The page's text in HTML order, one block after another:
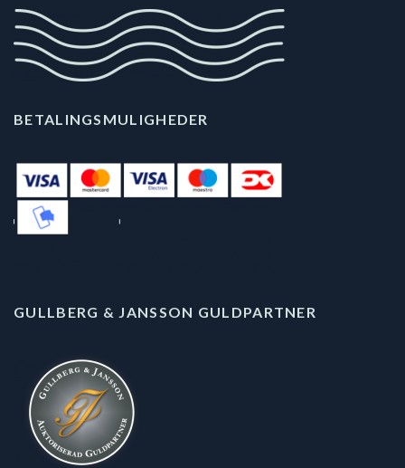
BETALINGSMULIGHEDER
GULLBERG & JANSSON GULDPARTNER